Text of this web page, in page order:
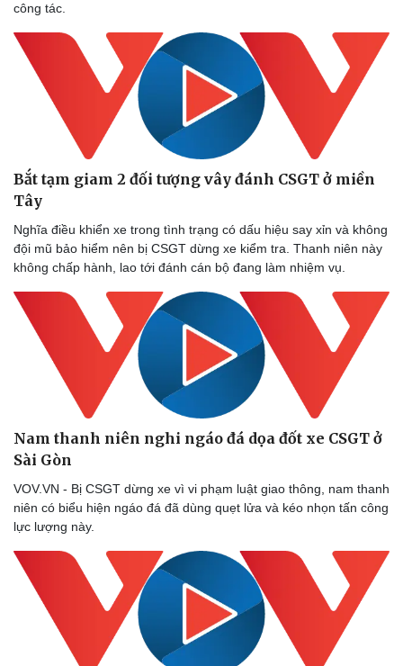
Doanh nghiệp
Thông tin doanh nghiệp
Doanh nghiệp 24h
Doanh nhân
Sành điệu
Tin Công nghệ
Trải nghiệm
công tác.
Bắt tạm giam 2 đối tượng vây đánh CSGT ở miền
Tây
Nghĩa điều khiển xe trong tình trạng có dấu hiệu say xỉn và không
đội mũ bảo hiểm nên bị CSGT dừng xe kiểm tra. Thanh niên này
không chấp hành, lao tới đánh cán bộ đang làm nhiệm vụ.
Nam thanh niên nghi ngáo đá dọa đốt xe CSGT ở
Sài Gòn
VOV.VN - Bị CSGT dừng xe vì vi phạm luật giao thông, nam thanh
niên có biểu hiện ngáo đá đã dùng quẹt lửa và kéo nhọn tấn công
lực lượng này.